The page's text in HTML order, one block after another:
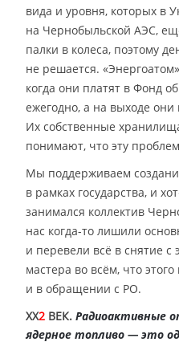
вида и уровня, которых в
на Чернобыльской АЭС,
палки в колеса, поэтому
не решается.
когда они платят в Фонд
ежегодно, а на выходе
Их собственные
понимают, что эту
Мы поддерживаем
в рамках государства, и
занимался коллектив
нас когда-то лишили
и перевели всё в снятие с
мастера во всём, что
и в обращении с РО.
XX2 ВЕК. Радиоактивные
ядерное топливо — это